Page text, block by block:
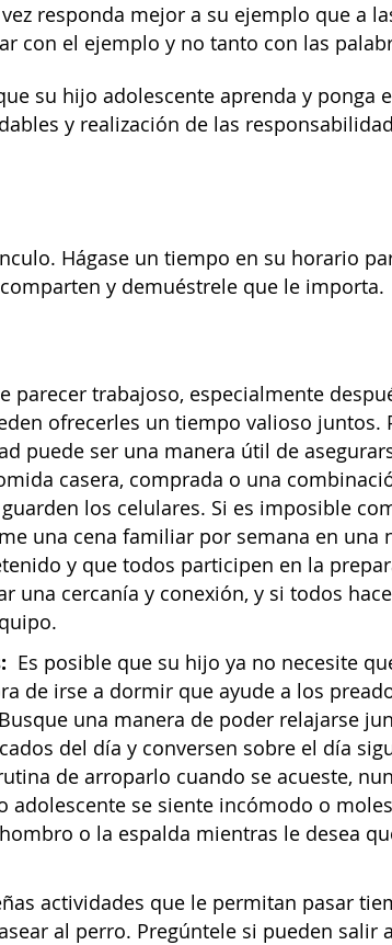
responda mejor a su ejemplo que a
con el ejemplo y no tanto con las
su hijo adolescente aprenda y ponga
y realización de las
Hágase un tiempo en su horario
y demuéstrele que le importa.
parecer trabajoso, especialmente
ofrecerles un tiempo valioso juntos.
puede ser una manera útil de
casera, comprada o una
los celulares. Si es imposible
una cena familiar por semana en una
y que todos participen en la
una cercanía y conexión, y si todos
Es posible que su hijo ya no necesite
de irse a dormir que ayude a los
una manera de poder relajarse
del día y conversen sobre el día
de arroparlo cuando se acueste,
adolescente se siente incómodo o
o la espalda mientras le desea
actividades que le permitan pasar
al perro. Pregúntele si pueden salir